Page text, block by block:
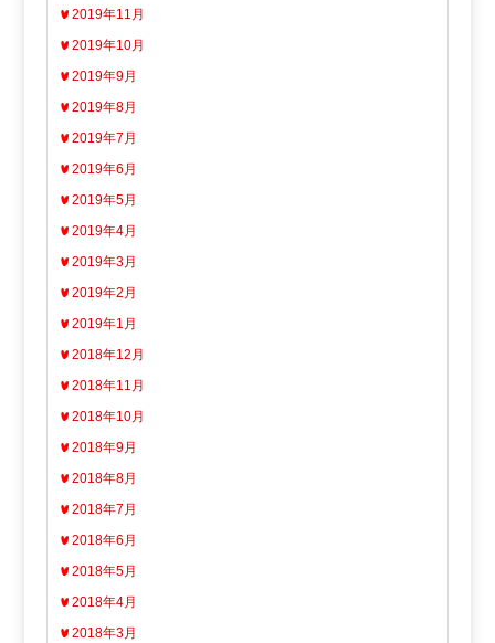
2019年11月
2019年10月
2019年9月
2019年8月
2019年7月
2019年6月
2019年5月
2019年4月
2019年3月
2019年2月
2019年1月
2018年12月
2018年11月
2018年10月
2018年9月
2018年8月
2018年7月
2018年6月
2018年5月
2018年4月
2018年3月